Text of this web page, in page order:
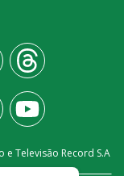
e Televisão Record S.A